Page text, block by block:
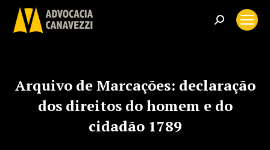
Search:
Arquivo de Marcações: declaração
dos direitos do homem e do
cidadão 1789